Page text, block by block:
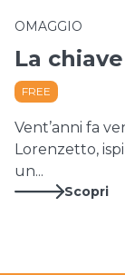
OMAGGIO
La
FREE
Vent’anni fa
Lorenzetto,
un...
Scopri